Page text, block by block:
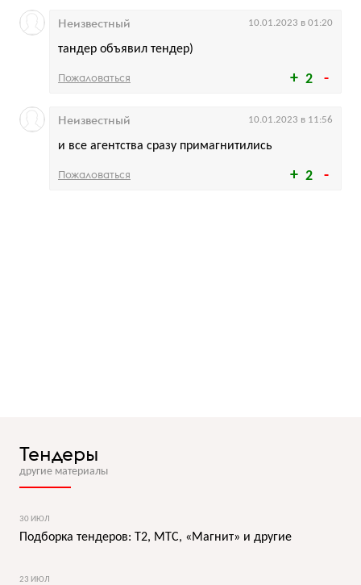
2
тандер объявил тендер)
Неизвестный 10.01.2023 в 01:20
Пожаловаться
2
и все агентства сразу примагнитились
Неизвестный 10.01.2023 в 11:56
Пожаловаться
Тендеры
другие материалы
30 ИЮЛ
Подборка тендеров: T2, МТС, «Магнит» и другие
23 ИЮЛ